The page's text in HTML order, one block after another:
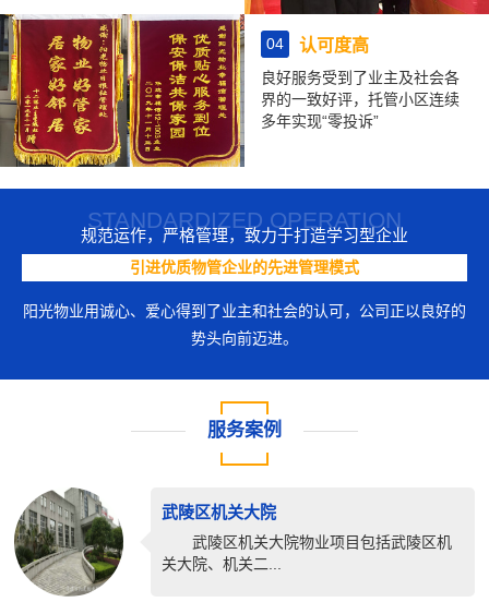
04 认可度高
良好服务受到了业主及社会各
界的一致好评，托管小区连续
多年实现“零投诉”
规范运作，严格管理，致力于打造学习型企业
引进优质物管企业的先进管理模式
阳光物业用诚心、爱心得到了业主和社会的认可，公司正以良好的
势头向前迈进。
STANDARDIZED OPERATION
服务案例
武陵区机关大院
武陵区机关大院物业项目包括武陵区机
关大院、机关二...